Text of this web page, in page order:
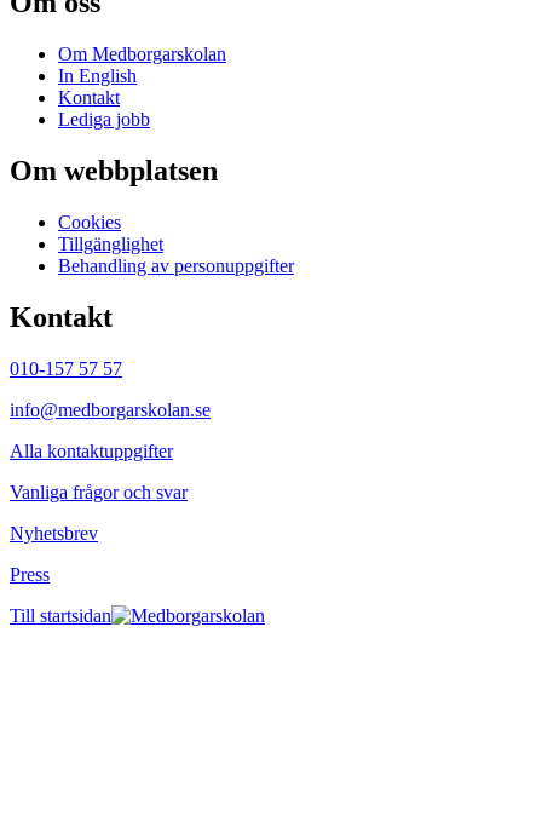
Om Medborgarskolan
In English
Kontakt
Lediga jobb
Om webbplatsen
Cookies
Tillgänglighet
Behandling av personuppgifter
Kontakt
010-157 57 57
info@medborgarskolan.se
Alla kontaktuppgifter
Vanliga frågor och svar
Nyhetsbrev
Press
Till startsidan